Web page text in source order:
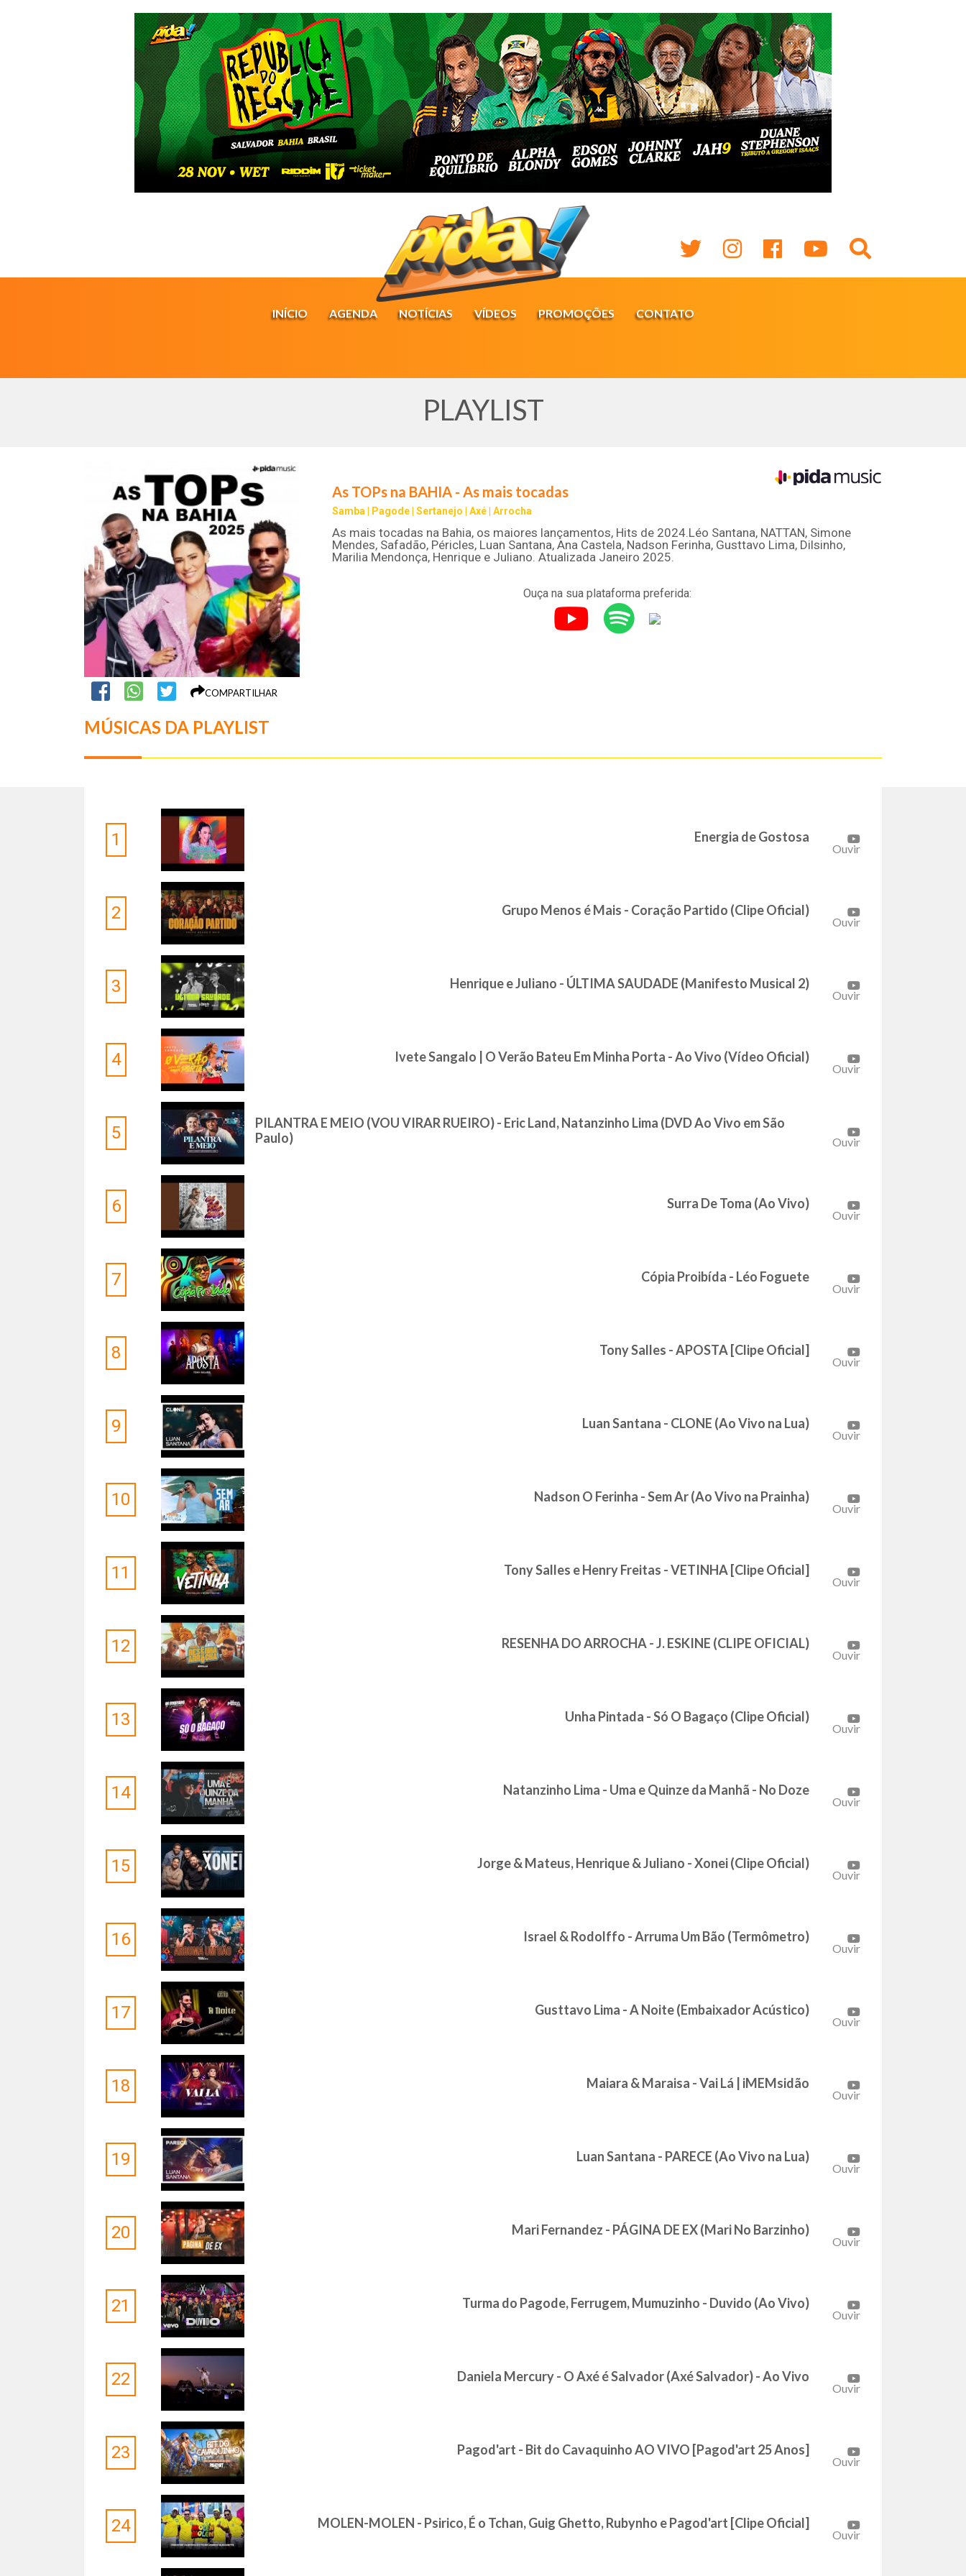
INÍCIO AGENDA NOTÍCIAS VÍDEOS PROMOÇÕES CONTATO
PLAYLIST
COMPARTILHAR
As TOPs na BAHIA - As mais tocadas
Samba | Pagode | Sertanejo | Axé | Arrocha
As mais tocadas na Bahia, os maiores lançamentos, Hits de 2024.Léo Santana, NATTAN, Simone
Mendes, Safadão, Péricles, Luan Santana, Ana Castela, Nadson Ferinha, Gusttavo Lima, Dilsinho,
Marilia Mendonça, Henrique e Juliano. Atualizada Janeiro 2025.
Ouça na sua plataforma preferida:
MÚSICAS DA PLAYLIST
1 Energia de Gostosa
Ouvir
2 Grupo Menos é Mais - Coração Partido (Clipe Oficial)
Ouvir
3 Henrique e Juliano - ÚLTIMA SAUDADE (Manifesto Musical 2)
Ouvir
4 Ivete Sangalo | O Verão Bateu Em Minha Porta - Ao Vivo (Vídeo Oficial)
Ouvir
5
PILANTRA E MEIO (VOU VIRAR RUEIRO) - Eric Land, Natanzinho Lima (DVD Ao Vivo em São
Paulo)
Ouvir
6 Surra De Toma (Ao Vivo)
Ouvir
7 Cópia Proibída - Léo Foguete
Ouvir
8 Tony Salles - APOSTA [Clipe Oficial]
Ouvir
9 Luan Santana - CLONE (Ao Vivo na Lua)
Ouvir
10 Nadson O Ferinha - Sem Ar (Ao Vivo na Prainha)
Ouvir
11 Tony Salles e Henry Freitas - VETINHA [Clipe Oficial]
Ouvir
12 RESENHA DO ARROCHA - J. ESKINE (CLIPE OFICIAL)
Ouvir
13 Unha Pintada - Só O Bagaço (Clipe Oficial)
Ouvir
14 Natanzinho Lima - Uma e Quinze da Manhã - No Doze
Ouvir
15 Jorge & Mateus, Henrique & Juliano - Xonei (Clipe Oficial)
Ouvir
16 Israel & Rodolffo - Arruma Um Bão (Termômetro)
Ouvir
17 Gusttavo Lima - A Noite (Embaixador Acústico)
Ouvir
18 Maiara & Maraisa - Vai Lá | iMEMsidão
Ouvir
19 Luan Santana - PARECE (Ao Vivo na Lua)
Ouvir
20 Mari Fernandez - PÁGINA DE EX (Mari No Barzinho)
Ouvir
21 Turma do Pagode, Ferrugem, Mumuzinho - Duvido (Ao Vivo)
Ouvir
22 Daniela Mercury - O Axé é Salvador (Axé Salvador) - Ao Vivo
Ouvir
23 Pagod'art - Bit do Cavaquinho AO VIVO [Pagod'art 25 Anos]
Ouvir
24 MOLEN-MOLEN - Psirico, É o Tchan, Guig Ghetto, Rubynho e Pagod'art [Clipe Oficial]
Ouvir